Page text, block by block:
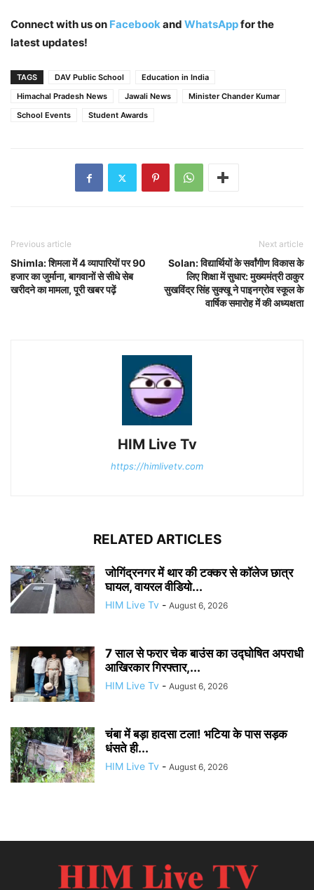
Connect with us on Facebookand WhatsAppfor the
latest updates!
TAGS DAV Public School
Education in India
Himachal Pradesh News
Jawali News
Minister Chander Kumar
School Events
Student Awards
Previous article
Shimla: शिमला में 4 व्यापारियों पर 90
हजार का जुर्माना, बागवानों से सीधे सेब
खरीदने का मामला, पूरी खबर पढ़ें
Next article
Solan: विद्यार्थियों के सर्वांगीण विकास के
लिए शिक्षा में सुधार: मुख्यमंत्री ठाकुर
सुखविंद्र सिंह सुक्खू ने पाइनग्रोव स्कूल के
वार्षिक समारोह में की अध्यक्षता
HIM Live Tv
https://himlivetv.com
RELATED ARTICLES
जोगिंद्रनगर में थार की टक्कर से कॉलेज छात्र
घायल, वायरल वीडियो...
HIM Live Tv - August 6, 2026
7 साल से फरार चेक बाउंस का उद्घोषित अपराधी
आखिरकार गिरफ्तार,...
HIM Live Tv - August 6, 2026
चंबा में बड़ा हादसा टला! भटिया के पास सड़क
धंसते ही...
HIM Live Tv - August 6, 2026